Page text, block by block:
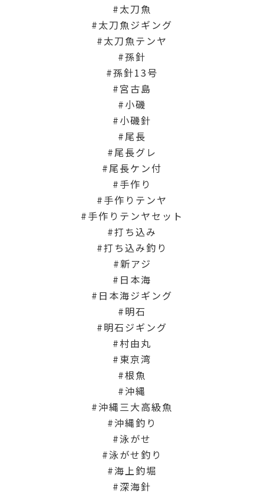
太刀魚
太刀魚ジギング
太刀魚テンヤ
孫針
孫針13号
宮古島
小磯
小磯針
尾長
尾長グレ
尾長ケン付
手作り
手作りテンヤ
手作りテンヤセット
打ち込み
打ち込み釣り
新アジ
日本海
日本海ジギング
明石
明石ジギング
村由丸
東京湾
根魚
沖縄
沖縄三大高級魚
沖縄釣り
泳がせ
泳がせ釣り
海上釣堀
深海針